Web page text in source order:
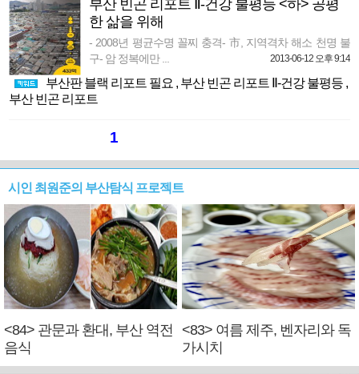
부산 빈곤 리포트 Ⅱ-건강 불평등 <하> 공평
한 삶을 위해
- 2008년 평균수명 꼴찌 충격- 市, 지역격차 해소 천명 불
구- 암 정복에만 ...
2013-06-12 오후 9:14
부산판 블랙 리포트 필요 , 부산 빈곤 리포트 Ⅱ-건강 불평등 ,
부산 빈곤 리포트
1
시인 최원준의 부산탐식 프로젝트
<84> 관문과 환대, 부산 역전
음식
<83> 여름 제주, 벤자리와 독
가시치